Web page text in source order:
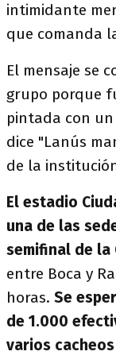
intimidante
que comanda
El mensaje se
grupo porque
pintada con un
dice "Lanús
de la
El estadio
una de las
semifinal de la
entre Boca y
horas. Se
de 1.000
varios